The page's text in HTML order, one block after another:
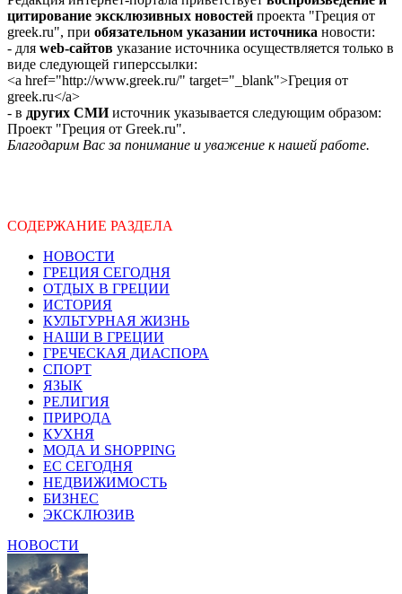
цитирование эксклюзивных новостей проекта "Греция от
greek.ru", при обязательном указании источника новости:
- для web-сайтов указание источника осуществляется только в
виде следующей гиперссылки:
<a href="http://www.greek.ru/" target="_blank">Греция от
greek.ru</a>
- в других СМИисточник указывается следующим образом:
Проект "Греция от Greek.ru".
Благодарим Вас за понимание и уважение к нашей работе.
СОДЕРЖАНИЕ РАЗДЕЛА
НОВОСТИ
ГРЕЦИЯ СЕГОДНЯ
ОТДЫХ В ГРЕЦИИ
ИСТОРИЯ
КУЛЬТУРНАЯ ЖИЗНЬ
НАШИ В ГРЕЦИИ
ГРЕЧЕСКАЯ ДИАСПОРА
СПОРТ
ЯЗЫК
РЕЛИГИЯ
ПРИРОДА
КУХНЯ
МОДА И SHOPPING
ЕС СЕГОДНЯ
НЕДВИЖИМОСТЬ
БИЗНЕС
ЭКСКЛЮЗИВ
НОВОСТИ